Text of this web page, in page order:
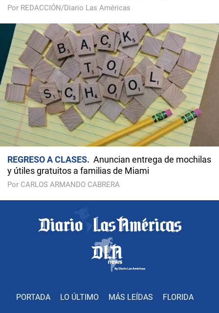
Por REDACCIÓN/Diario Las Américas
REGRESO A CLASES
Anuncian entrega de mochilas
y útiles gratuitos a familias de Miami
Por CARLOS ARMANDO CABRERA
PORTADA LO ÚLTIMO MÁS LEÍDAS FLORIDA